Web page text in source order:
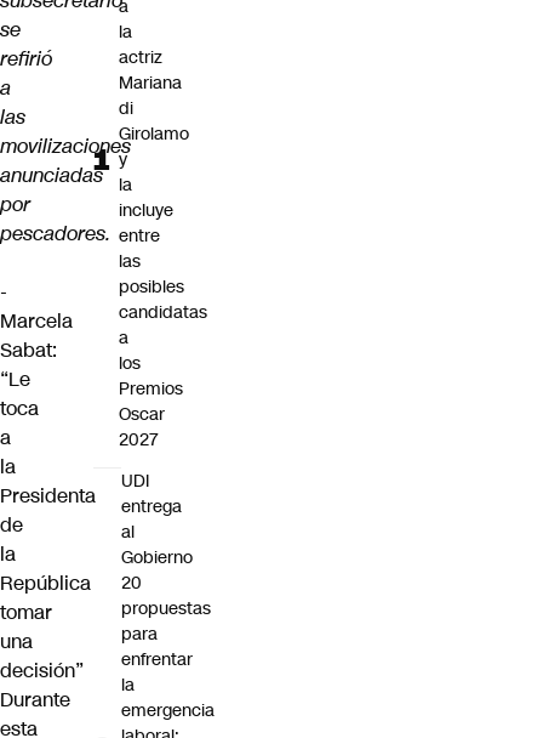
se
refirió
a
las
movilizaciones
anunciadas
por
pescadores.
-
Marcela
Sabat:
“Le
toca
a
la
Presidenta
de
la
República
tomar
una
decisión”
Durante
esta
a
la
actriz
Mariana
di
Girolamo
y
la
incluye
entre
las
posibles
candidatas
a
los
Premios
Oscar
2027
UDI
entrega
al
Gobierno
20
propuestas
para
enfrentar
la
emergencia